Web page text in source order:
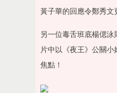
黃子華的回應令鄭秀文
另一位毒舌班底楊偲
片中以《夜王》公關
焦點！